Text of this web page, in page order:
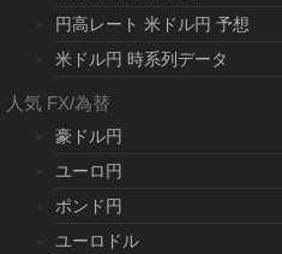
円高レート 米ドル円 予想
米ドル円 時系列データ
人気 FX/為替
豪ドル円
ユーロ円
ポンド円
ユーロドル